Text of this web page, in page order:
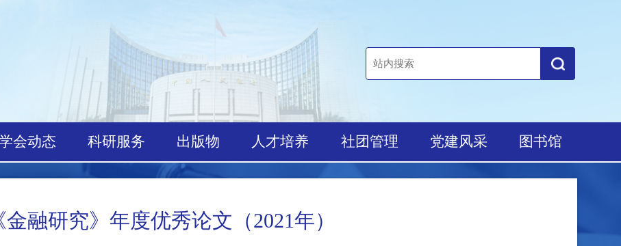
学会动态 科研服务 出版物 人才培养 社团管理 党建风采
《金融研究》年度优秀论文（2021年）